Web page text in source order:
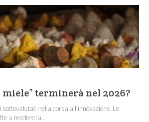
terminerà nel 2026?
sottovalutati nella corsa all’innovazione. Le
a rendere la...